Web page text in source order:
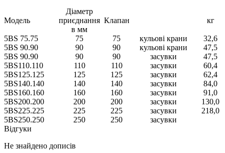
Модель
Діаметр
приєднання
в мм
Клапан кг
5BS 75.75 75 75 кульові крани
32,6
5BS 90.90
90 90 кульові крани
47,5
5BS 90.90
90 90 засувки
47,5
5BS110.110
110 110 засувки
60,4
5BS125.125
125 125 засувки
62,4
5BS140.140
140 140 засувки
84,0
5BS160.160
160 160 засувки
91,0
5BS200.200
200 200 засувки
130,0
5BS225.225
225 225 засувки
218,0
5BS250.250
250 250
засувки
Відгуки
Не знайдено дописів